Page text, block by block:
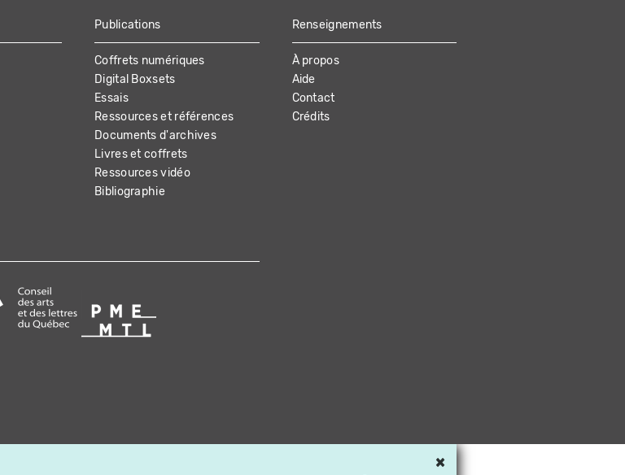
Publications
Coffrets numériques
Digital Boxsets
Essais
Ressources et références
Documents d'archives
Livres et coffrets
Ressources vidéo
Bibliographie
Renseignements
À propos
Aide
Contact
Crédits
×